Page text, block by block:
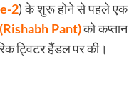
2) के शुरू होने से पहले एक
Pant)को कप्तान
ट्विटर हैंडल पर की।